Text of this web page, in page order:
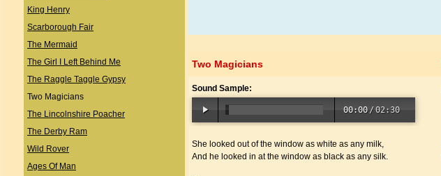
King Henry
Scarborough Fair
The Mermaid
The Girl I Left Behind Me
The Raggle Taggle Gypsy
Two Magicians
The Lincolnshire Poacher
The Derby Ram
Wild Rover
Ages Of Man
Two Magicians
Sound Sample:
00:00 /02:30
She looked out of the window as white as any milk,
And he looked in at the window as black as any silk.